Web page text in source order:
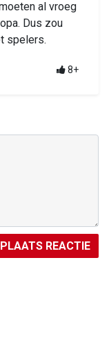
al vroeg
Dus zou
spelers.
8+
PLAATS REACTIE